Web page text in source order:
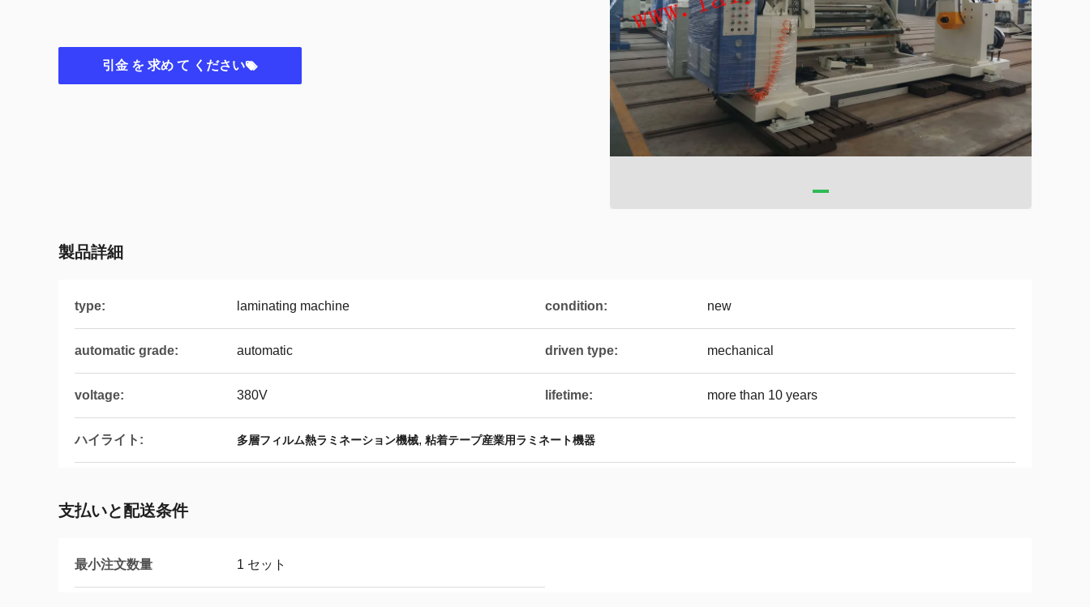
引金 を 求め て ください
製品詳細
type: laminating machine condition: new
automatic grade: automatic driven type: mechanical
voltage: 380V lifetime: more than 10 years
ハイライト: 多層フィルム熱ラミネーション機械, 粘着テープ産業用ラミネート機器
支払いと配送条件
最小注文数量 1 セット